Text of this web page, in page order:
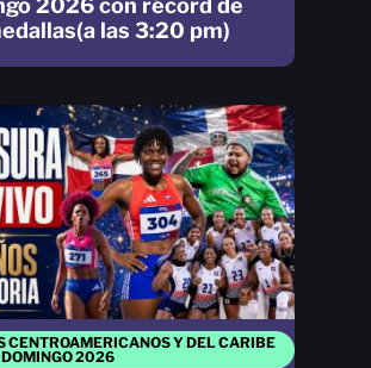
CENTROAMERICANOS Y DEL CARIBE
DOMINGO 2026
2026 con récord de
las 3:20 pm)